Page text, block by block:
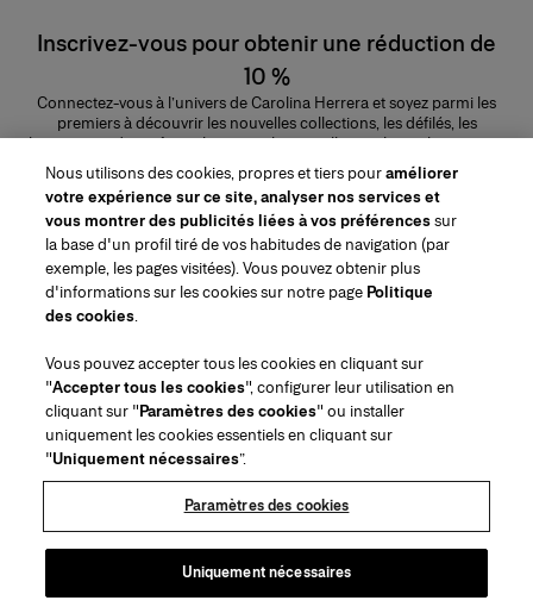
Inscrivez-vous pour obtenir une réduction de
10 %
Connectez-vous à l’univers de Carolina Herrera et soyez parmi les
premiers à découvrir les nouvelles collections, les défilés, les
lancements de parfums, les conseils maquillage et bien plus encore.
Adresse e-mail
Service à la clientèle
Trouver une boutique
Contactez-nous
Livraisons et Retours Beauté
Retourner ma commande
FAQs
Service d'emballage cadeau
(s'ouvre dans un nouvel onglet)
À propos de nous
House of Herrera
Emplois
(s'ouvre dans un nouvel onglet)
chcarolinaherrera.com
(s'ouvre dans un nouvel onglet)
Mentions légales et cookies
Conditions générales
Conditions Générales de Vente Beauté
Conditions Générales de Vente Mode
Déclaration d'accessibilité
VTO Data Processing Notice
Politique de confidentialité
Nous utilisons des cookies, propres et tiers pouraméliorer
votre expérience sur ce site, analyser nos services et
vous montrer des publicités liées à vos préférencessur
la base d'un profil tiré de vos habitudes de navigation (par
exemple, les pages visitées). Vous pouvez obtenir plus
d'informations sur les cookies sur notre page Politique
des cookies.
Vous pouvez accepter tous les cookies en cliquant sur
"Accepter tous les cookies", configurer leur utilisation en
cliquant sur "Paramètres des cookies" ou installer
uniquement les cookies essentiels en cliquant sur
"Uniquement nécessaires”.
Paramètres des cookies
Uniquement nécessaires